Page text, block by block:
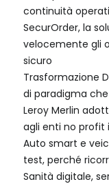
continuità
SecurOrder, la
velocemente gli
sicuro
Trasformazione
di paradigma
Leroy Merlin
agli enti no profit
Auto smart e
test, perché
Sanità digitale,